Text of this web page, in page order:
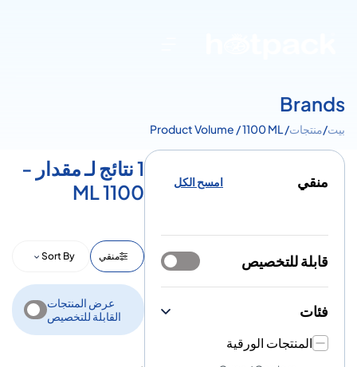
Brands
بيت/منتجات/ Product Volume / 1100 ML
منقي امسح الكل
قابلة للتخصيص
فئات
المنتجات الورقية
1 نتائج لـ مقدار -
1100 ML
منقي Sort By
عرض المنتجات
القابلة للتخصيص